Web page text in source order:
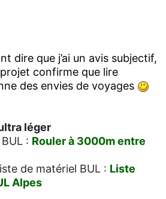
dire que j’ai un avis subjectif,
confirme que lire
des envies de voyages
léger
: Rouler à 3000m entre
de matériel BUL : Liste
Alpes